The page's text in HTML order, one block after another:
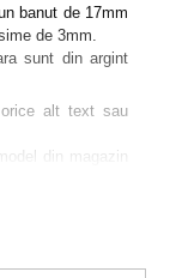
banut de 17mm
de 3mm.
sunt din argint
alt text sau
din magazin
autenticitatea